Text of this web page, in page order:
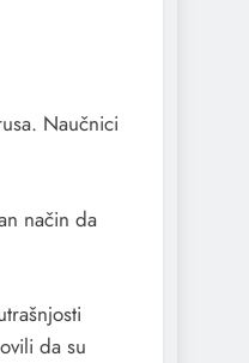
Naučnici
način da
da su